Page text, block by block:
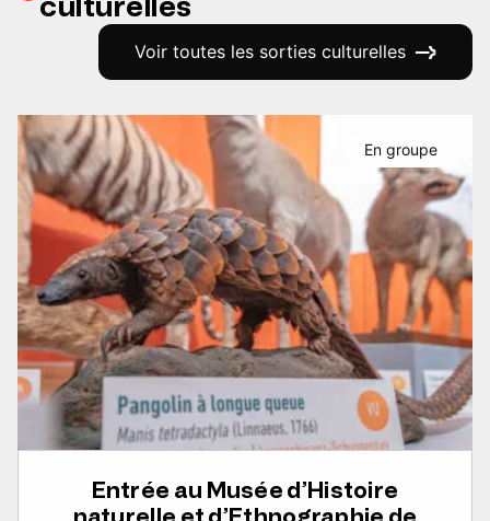
Voir toutes les sorties culturelles
Entrée au Musée d’Histoire
En groupe